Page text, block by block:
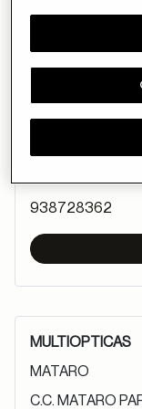
MULTIOPTICAS
938728362
MULTIOPTICAS
MATARO
C.C. MATARO